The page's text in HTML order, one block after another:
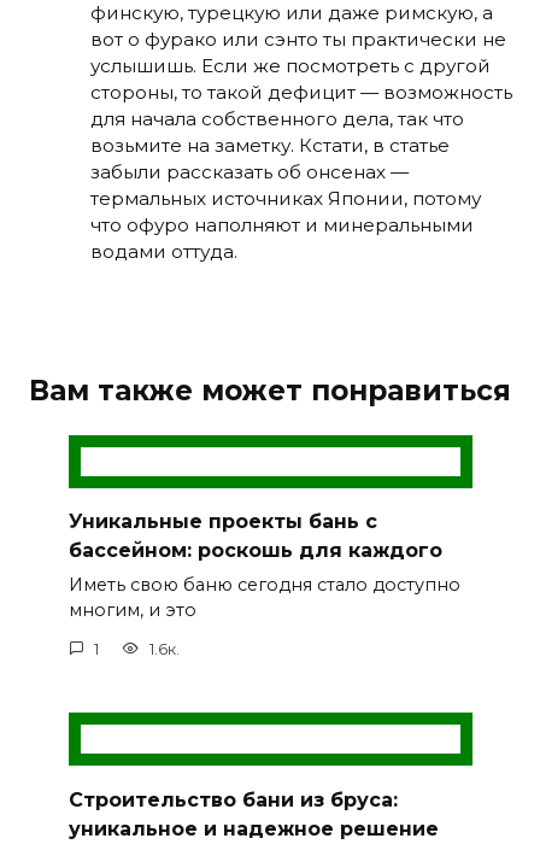
финскую, турецкую или даже римскую, а
вот о фурако или сэнто ты практически не
услышишь. Если же посмотреть с другой
стороны, то такой дефицит — возможность
для начала собственного дела, так что
возьмите на заметку. Кстати, в статье
забыли рассказать об онсенах —
термальных источниках Японии, потому
что офуро наполняют и минеральными
водами оттуда.
Вам также может понравиться
Уникальные проекты бань с
бассейном: роскошь для каждого
Иметь свою баню сегодня стало доступно
многим, и это
1 1.6к.
Строительство бани из бруса:
уникальное и надежное решение